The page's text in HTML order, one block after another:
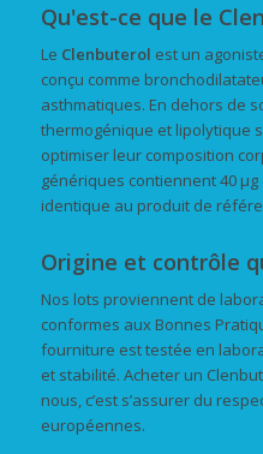
Qu'est-ce que le
Le Clenbuterol est un
conçu comme
asthmatiques. En dehors de
thermogénique et lipolytique
optimiser leur composition
génériques contiennent 40
identique au produit de
Origine et contrôle
Nos lots proviennent de
conformes aux Bonnes
fourniture est testée en
et stabilité. Acheter un
nous, c’est s’assurer du
européennes.